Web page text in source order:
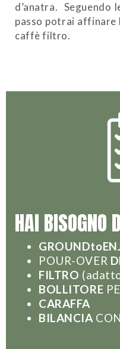
d’anatra. Seguendo
passo potrai affinare
caffè filtro.
HAI BISOGNO
POUR-OVER
FILTRO
BOLLITORE
CARAFFA
BILANCIA